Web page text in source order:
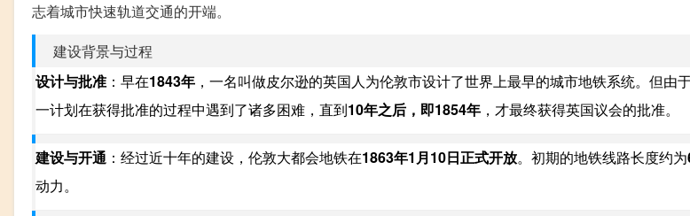
志着城市快速轨道交通的开端。
建设背景与过程
设计与批准 ：早在1843年 ，一名叫做皮尔逊的英国人为伦敦市设计了世界上最早的城市地铁系统。但由
一计划在获得批准的过程中遇到了诸多困难，直到10年之后，即1854年 ，才最终获得英国议会的批准。
建设与开通 ：经过近十年的建设，伦敦大都会地铁在1863年1月10日正式开放。初期的地铁线路长度约为
动力。